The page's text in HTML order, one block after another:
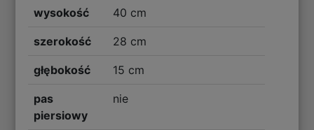
wysokość 40 cm
szerokość 28 cm
głębokość 15 cm
pas
piersiowy
nie